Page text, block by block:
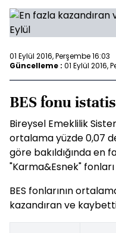
01 Eylül 2016, Perşembe 16:03
Güncelleme : 01 Eylül 2016,
BES fonu
Bireysel Emeklilik
ortalama yüzde 0,07
göre bakıldığında en
"Karma&Esnek" fonları
BES fonlarının
kazandıran ve